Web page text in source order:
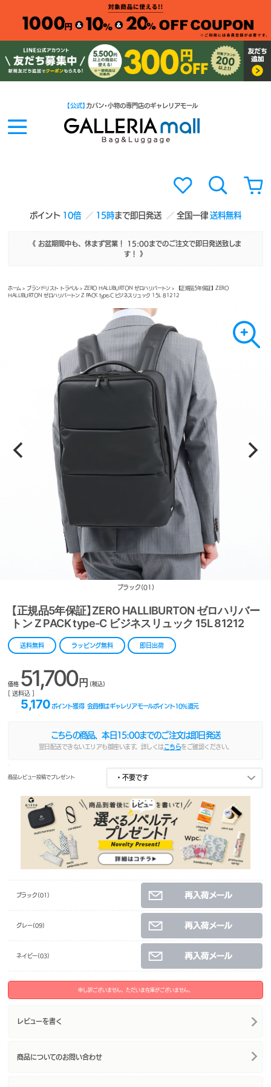
ポイント 10倍 15時まで即日発送 全国一律送料無料
【公式】 カバン・小物の専門店のギャレリアモール
《 お盆期間中も、休まず営業！ 15:00までのご注文で即日発送致しま
す！ 》
ホーム >ブランドリスト トラベル> ZERO HALLIBURTON ゼロハリバートン> 【正規品5年保証】ZERO
HALLIBURTON ゼロハリバートン Z PACK type-C ビジネスリュック 15L 81212
ブラック(01)
【正規品5年保証】ZERO HALLIBURTON ゼロハリバー
トン Z PACK type-C ビジネスリュック 15L 81212
送料無料 ラッピング無料 即日出荷
価格 51,700円 (税込)
[ 送料込 ]
5,170 ポイント獲得 会員様はギャレリアモールポイント10%還元
こちらの商品、本日 15:00までのご注文は即日発送
翌日配送できないエリアも御座います。詳しくは こちらをご確認ください。
商品レビュー投稿でプレゼント
ブラック(01)
グレー(09)
ネイビー(03)
申し訳ございません。ただいま在庫がございません。
レビューを書く
商品についてのお問い合わせ